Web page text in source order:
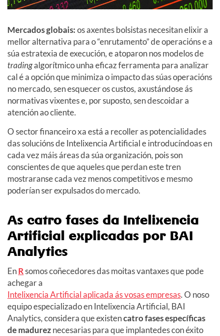
Mercados globais:os axentes bolsistas necesitan elixir a
mellor alternativa para o “enrutamento” de operacións e a
súa estratexia de execución, e atoparon nos modelos de
tradingalgorítmico unha eficaz ferramenta para analizar
cal é a opción que minimiza o impacto das súas operacións
no mercado, sen esquecer os custos, axustándose ás
normativas vixentes e, por suposto, sen descoidar a
atención ao cliente.
O sector financeiro xa está a recoller as potencialidades
das solucións de Intelixencia Artificial e introducíndoas en
cada vez máis áreas da súa organización, pois son
conscientes de que aqueles que perdan este tren
mostraranse cada vez menos competitivos e mesmo
poderían ser expulsados do mercado.
As catro fases da Intelixencia
Artificial explicadas por BAI
Analytics
EnRsomos coñecedores das moitas vantaxes que pode
achegar a
Intelixencia Artificial aplicada ás vosas empresas. O noso
equipo especializado en Intelixencia Artificial, BAI
Analytics, considera que existencatro fases específicas
de madureznecesarias para que implantedes con éxito